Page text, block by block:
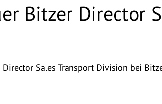
Bitzer Director
Sales Transport Division bei